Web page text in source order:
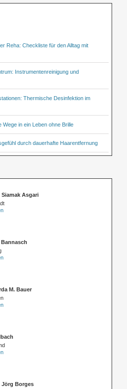
Reha: Checkliste für den Alltag mit
Instrumentenreinigung und
Thermische Desinfektion im
in ein Leben ohne Brille
durch dauerhafte Haarentfernung
Siamak Asgari
Bannasch
M. Bauer
Jörg Borges